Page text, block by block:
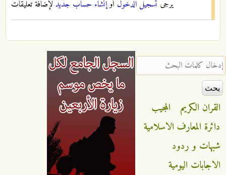
يرجى تسجيل الدخول أوإنشاء حساب جديد لإضافة تعليقات
‏إدخال كلمات البحث ‏
القران الكريم
المجيب
دائرة المعارف الاسلامية
شبهات و ردود
الاجابات اليومية